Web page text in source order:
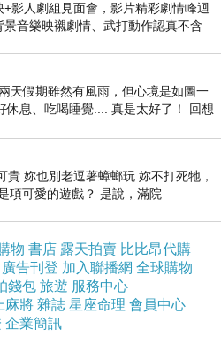
影人劇組見面會，影片精彩劇情峰迴
音樂映襯劇情、武打動作認真不含
假期雖然有風雨，但心境是如圖一
休息、吃喝睡覺.... 真是太好了！ 回想
本就很難有這
妳也別老逗著蟑螂玩 妳不打死牠，
項可愛的遊戲？ 是說，滿院
物 書店 露天拍賣 比比昂代購
廣告刊登 加入聯播網 全球購物
錢包 旅遊 服務中心
麻將 雜誌 星座命理 會員中心
企業簡訊